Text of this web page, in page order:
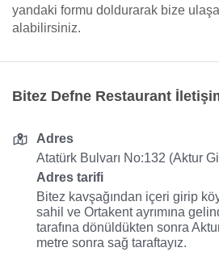
yandaki formu doldurarak bize
alabilirsiniz.
Bitez Defne Restaurant
Adres
Atatürk Bulvarı No:132 (Aktur
Adres tarifi
Bitez kavşağından içeri girip
sahil ve Ortakent ayrımına
tarafına dönüldükten sonra Aktur
metre sonra sağ taraftayız.